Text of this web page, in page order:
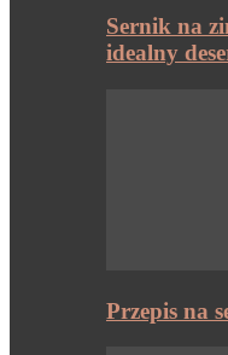
Sernik na
idealny
Przepis na